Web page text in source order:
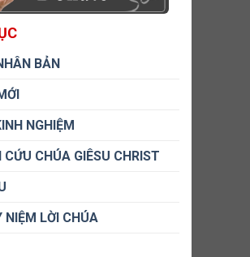
BẢN
NGHIỆM
CỨU CHÚA GIÊSU CHRIST
NIỆM LỜI CHÚA